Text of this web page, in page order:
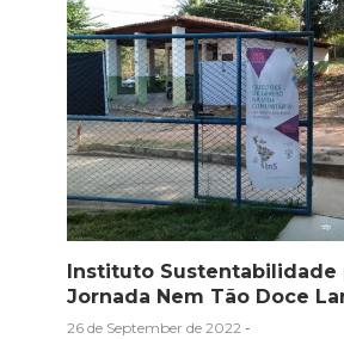
Instituto Sustentabilidade
Jornada Nem Tão Doce
26 de September de 2022-